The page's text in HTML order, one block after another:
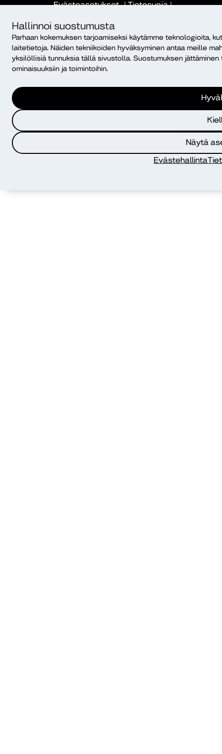
Hallinnoi suostumusta
Parhaan kokemuksen tarjoamiseksi käytämme teknologioita,
laitetietoja. Näiden tekniikoiden hyväksyminen antaa meille
yksilöllisiä tunnuksia tällä sivustolla. Suostumuksen
ominaisuuksiin ja toimintoihin.
Näytä
Evästehallinta
Evästeasetukset |Tietosuoja|
koulutuksen verkkokaupan sopimusehdot